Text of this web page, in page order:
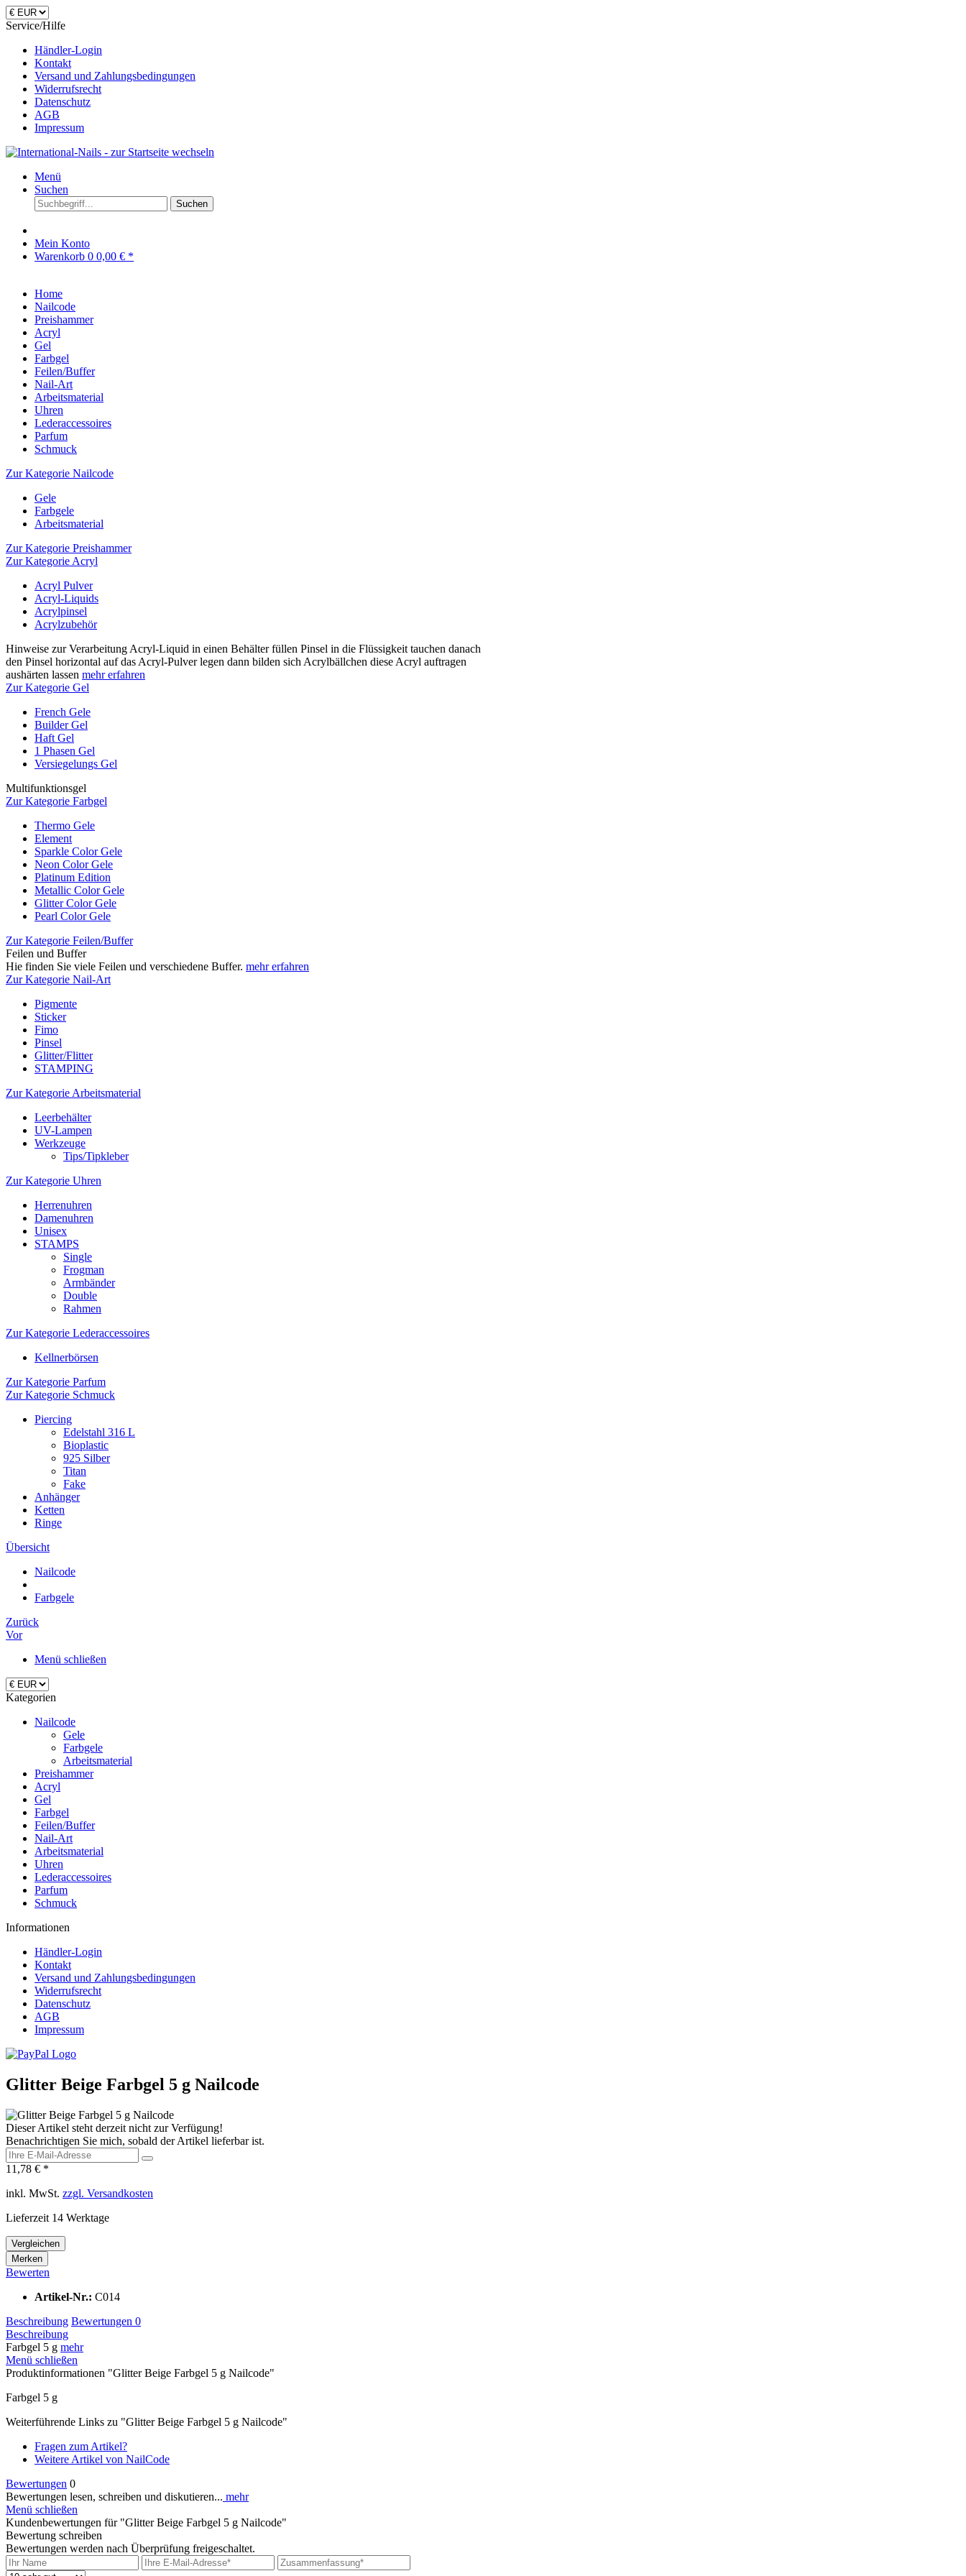
Service/Hilfe
Händler-Login
Kontakt
Versand und Zahlungsbedingungen
Widerrufsrecht
Datenschutz
AGB
Impressum
Menü
Suchen
Suchen
Mein Konto
Warenkorb 0 0,00 € *
Home
Nailcode
Preishammer
Acryl
Gel
Farbgel
Feilen/Buffer
Nail-Art
Arbeitsmaterial
Uhren
Lederaccessoires
Parfum
Schmuck
Zur Kategorie Nailcode
Gele
Farbgele
Arbeitsmaterial
Zur Kategorie Preishammer
Zur Kategorie Acryl
Acryl Pulver
Acryl-Liquids
Acrylpinsel
Acrylzubehör
Hinweise zur Verarbeitung Acryl-Liquid in einen Behälter füllen Pinsel in die Flüssigkeit tauchen danach
den Pinsel horizontal auf das Acryl-Pulver legen dann bilden sich Acrylbällchen diese Acryl auftragen
aushärten lassen mehr erfahren
Zur Kategorie Gel
French Gele
Builder Gel
Haft Gel
1 Phasen Gel
Versiegelungs Gel
Multifunktionsgel
Zur Kategorie Farbgel
Thermo Gele
Element
Sparkle Color Gele
Neon Color Gele
Platinum Edition
Metallic Color Gele
Glitter Color Gele
Pearl Color Gele
Zur Kategorie Feilen/Buffer
Feilen und Buffer
Hie finden Sie viele Feilen und verschiedene Buffer. mehr erfahren
Zur Kategorie Nail-Art
Pigmente
Sticker
Fimo
Pinsel
Glitter/Flitter
STAMPING
Zur Kategorie Arbeitsmaterial
Leerbehälter
UV-Lampen
Werkzeuge
Tips/Tipkleber
Zur Kategorie Uhren
Herrenuhren
Damenuhren
Unisex
STAMPS
Single
Frogman
Armbänder
Double
Rahmen
Zur Kategorie Lederaccessoires
Kellnerbörsen
Zur Kategorie Parfum
Zur Kategorie Schmuck
Piercing
Edelstahl 316 L
Bioplastic
925 Silber
Titan
Fake
Anhänger
Ketten
Ringe
Übersicht
Nailcode
Farbgele
Zurück
Vor
Menü schließen
Kategorien
Nailcode
Gele
Farbgele
Arbeitsmaterial
Preishammer
Acryl
Gel
Farbgel
Feilen/Buffer
Nail-Art
Arbeitsmaterial
Uhren
Lederaccessoires
Parfum
Schmuck
Informationen
Händler-Login
Kontakt
Versand und Zahlungsbedingungen
Widerrufsrecht
Datenschutz
AGB
Impressum
Glitter Beige Farbgel 5 g Nailcode
Dieser Artikel steht derzeit nicht zur Verfügung!
Benachrichtigen Sie mich, sobald der Artikel lieferbar ist.
11,78 € *
inkl. MwSt. zzgl. Versandkosten
Lieferzeit 14 Werktage
Vergleichen
Merken
Bewerten
Artikel-Nr.: C014
Beschreibung Bewertungen 0
Beschreibung
Farbgel 5 g mehr
Menü schließen
Produktinformationen "Glitter Beige Farbgel 5 g Nailcode"
Farbgel 5 g
Weiterführende Links zu "Glitter Beige Farbgel 5 g Nailcode"
Fragen zum Artikel?
Weitere Artikel von NailCode
Bewertungen 0
Bewertungen lesen, schreiben und diskutieren... mehr
Menü schließen
Kundenbewertungen für "Glitter Beige Farbgel 5 g Nailcode"
Bewertung schreiben
Bewertungen werden nach Überprüfung freigeschaltet.